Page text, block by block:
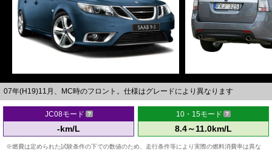
07年(H19)11月、MC時のフロント。仕様はグレードにより異なります
JC08モード
-km/L
10・15モード
8.4～11.0km/L
※燃費は定められた試験条件の下での数値のため、走行条件等により実際の燃料消費率は異な